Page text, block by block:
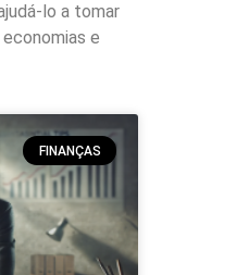
lo a tomar
e
FINANÇAS